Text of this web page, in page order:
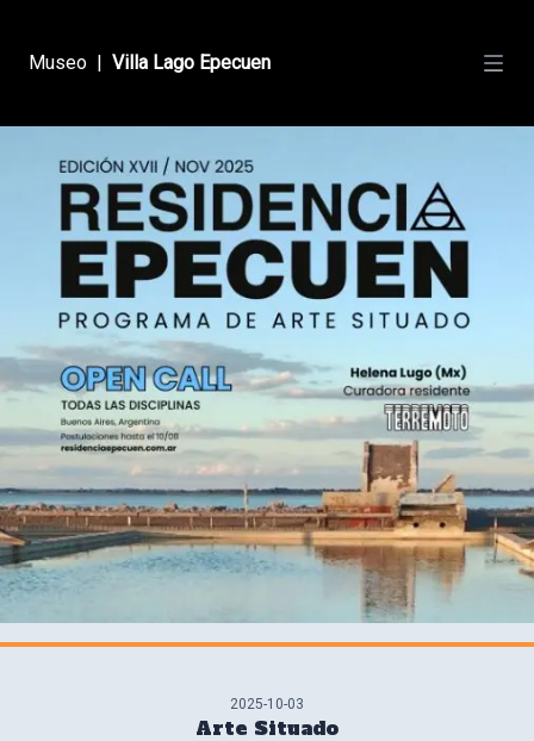
Museo | Villa Lago Epecuen
2025-10-03
Arte Situado